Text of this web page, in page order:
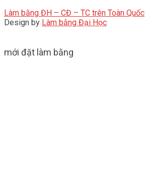
Làm bằng ĐH – CĐ – TC trên Toàn Quốc
Design by Làm bằng Đại Học
mới đặt làm bằng